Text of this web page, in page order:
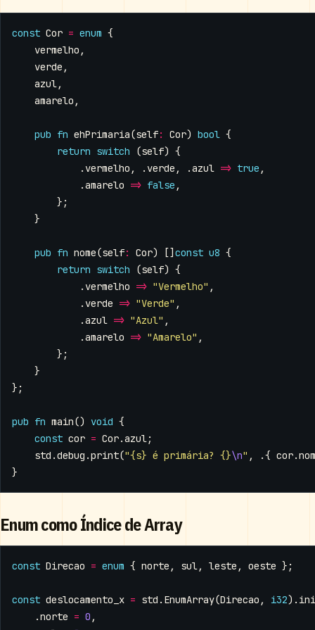
const Cor = enum {
vermelho ,
verde ,
azul,
amarelo ,
pub fn ehPrimaria(self: Cor) bool {
return switch (self) {
. vermelho , . verde , .azul => true ,
.amarelo => false ,
};
}
pub fn nome(self: Cor) [] const u8 {
return switch (self) {
. vermelho => "Vermelho" ,
. verde => "Verde" ,
.azul => "Azul" ,
.amarelo => "Amarelo" ,
};
}
};
pub fn main() void {
const cor = Cor.azul;
std .debug .print("{s} é primária? {}\n" , .{ cor.
}
Enum como Índice de Array
const Direcao = enum { norte , sul, leste , oeste };
const deslocamento_x = std . EnumArray(Direcao , i32).
.norte = 0 ,